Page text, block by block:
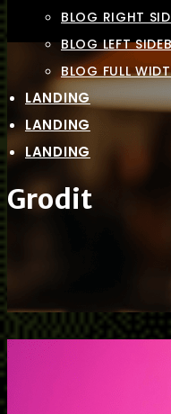
BLOG RIGHT
BLOG LEFT
BLOG FULL
LANDING
LANDING
LANDING
Grodit